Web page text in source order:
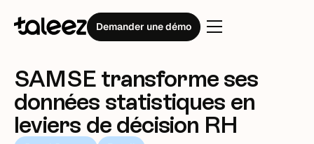
Demander une démo
Témoignages clients SAMSE
SAMSE transforme ses
données statistiques en
leviers de décision RH